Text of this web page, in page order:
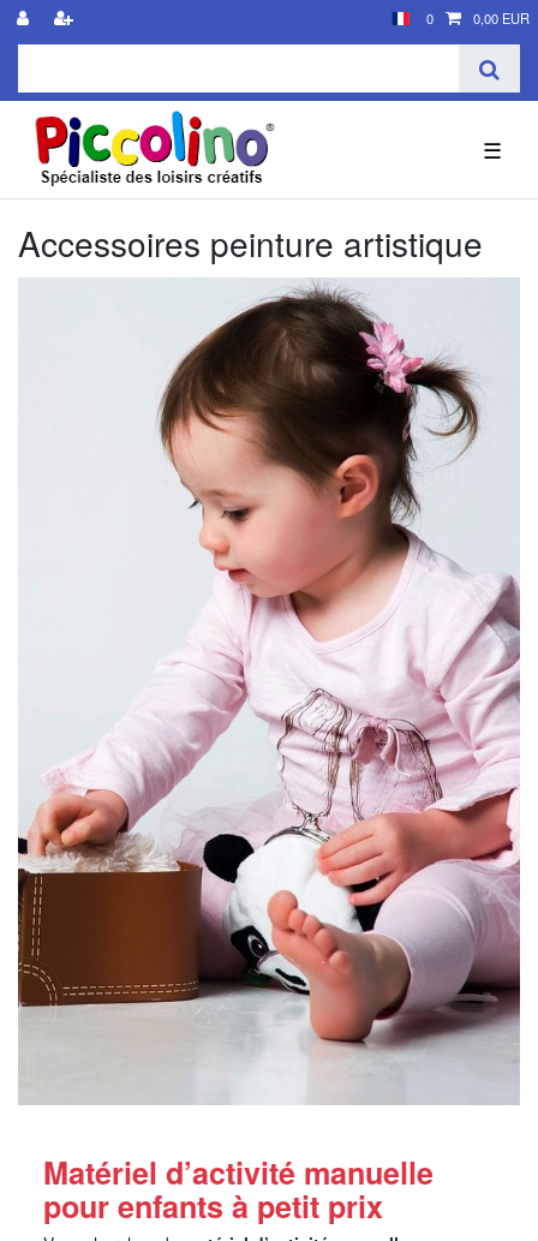
0 0,00 EUR
☰
Accessoires peinture artistique
Matériel d’activité manuelle
pour enfants à petit prix